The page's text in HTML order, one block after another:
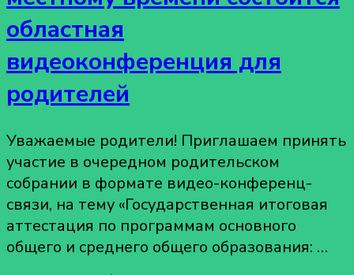
областная
видеоконференция для
родителей
Уважаемые родители! Приглашаем принять
участие в очередном родительском
собрании в формате видео-конференц-
связи, на тему «Государственная итоговая
аттестация по программам основного
общего и среднего общего образования: …